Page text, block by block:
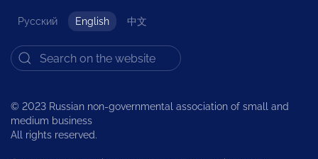
Русский English 中文
© 2023 Russian non-governmental association of small and
medium business
All rights reserved.